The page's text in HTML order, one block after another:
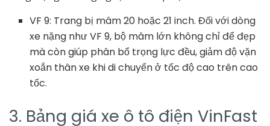
VF 9: Trang bị mâm 20 hoặc 21 inch. Đối với dòng
xe nặng như VF 9, bộ mâm lớn không chỉ để đẹp
mà còn giúp phân bổ trọng lực đều, giảm độ vặn
xoắn thân xe khi di chuyển ở tốc độ cao trên cao
tốc.
3. Bảng giá xe ô tô điện VinFast